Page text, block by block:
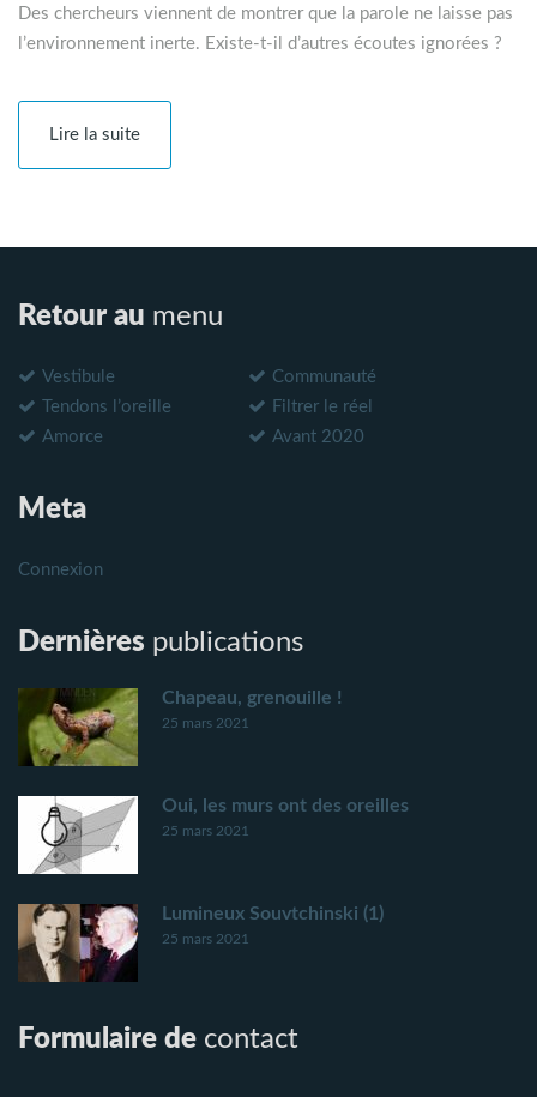
Des chercheurs viennent de montrer que la parole ne laisse pas
l’environnement inerte. Existe-t-il d’autres écoutes ignorées ?
Lire la suite
Retour au menu
Vestibule
Communauté
Tendons l’oreille
Filtrer le réel
Amorce
Avant 2020
Meta
Connexion
Dernières publications
Chapeau, grenouille !
25 mars 2021
Oui, les murs ont des oreilles
25 mars 2021
Lumineux Souvtchinski (1)
25 mars 2021
Formulaire de contact